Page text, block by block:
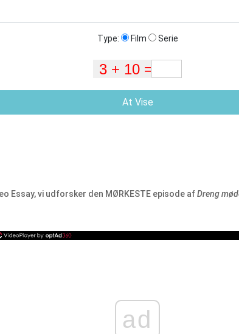
Type: Film Serie
At Vise
Essay, vi udforsker den MØRKESTE episode afDreng
ad